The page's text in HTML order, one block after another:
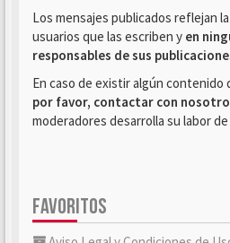
Los mensajes publicados reflejan
usuarios que las escriben y en
responsables de sus
En caso de existir algún contenido
por favor, contactar con
moderadores desarrolla su labor
FAVORITOS